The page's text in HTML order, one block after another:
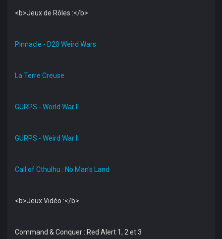
<b>Jeux de Rôles :</b>
Pinnacle - D20 Weird Wars
La Terre Creuse
GURPS - World War II
GURPS - Weird War II
Call of Cthulhu : No Man's Land
<b>Jeux Vidéo :</b>
Command & Conquer : Red Alert 1, 2 et 3